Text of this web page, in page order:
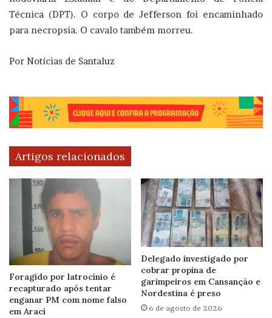
Técnica (DPT). O corpo de Jefferson foi encaminhado
para necropsia. O cavalo também morreu.
Por Notícias de Santaluz
Artigos relacionados
Foragido por latrocínio é
recapturado após tentar
enganar PM com nome falso
em Araci
Delegado investigado por
cobrar propina de
garimpeiros em Cansanção e
Nordestina é preso
6 de agosto de 2026